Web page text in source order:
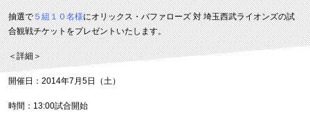
抽選で５組１０名様にオリックス・バファローズ 対 埼玉西武ライオンズの試
合観戦チケットをプレゼントいたします。
＜詳細＞
開催日：2014年7月5日（土）
時間：13:00試合開始